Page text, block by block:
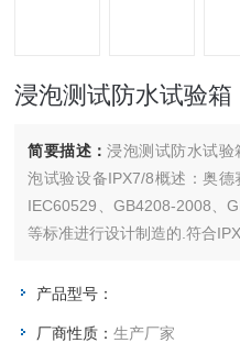
浸泡测试防水试验箱
简要描述：浸泡测试防水试验
泡试验设备IPX7/8概述：奥
IEC60529、GB4208-2008、
等标准进行设计制造的.符合
产品型号：
厂商性质：生产厂家